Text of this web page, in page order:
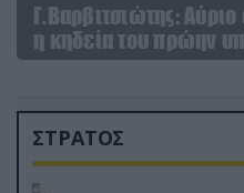
Γ.Βαρβιτσιώτης:
η κηδεία του πρώην
ΣΤΡΑΤΟΣ